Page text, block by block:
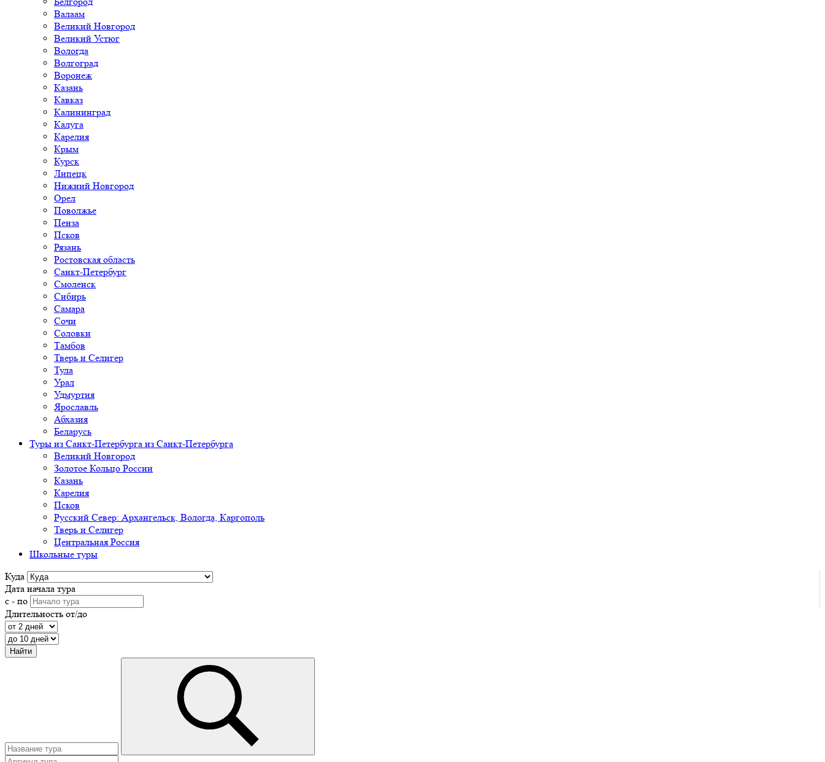
Валаам
Великий Новгород
Великий Устюг
Вологда
Волгоград
Воронеж
Казань
Кавказ
Калининград
Калуга
Карелия
Крым
Курск
Липецк
Нижний Новгород
Орел
Поволжье
Пенза
Псков
Рязань
Ростовская область
Санкт-Петербург
Смоленск
Сибирь
Самара
Сочи
Соловки
Тамбов
Тверь и Селигер
Тула
Урал
Удмуртия
Ярославль
Абхазия
Беларусь
Туры из Санкт-Петербурга из Санкт-Петербурга
Великий Новгород
Золотое Кольцо России
Казань
Карелия
Псков
Русский Север: Архангельск, Вологда, Каргополь
Тверь и Селигер
Центральная Россия
Школьные туры
Куда
Дата начала тура
с - по
Длительность от/до